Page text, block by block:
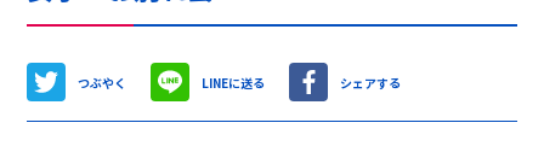
つぶやく LINEに送る シェアする